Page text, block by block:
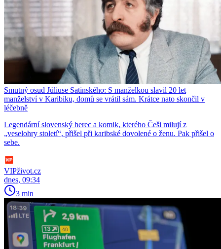
Smutný osud Júliuse Satinského: S manželkou slavil 20 let
manželství v Karibiku, domů se vrátil sám. Krátce nato skončil v
léčebně
Legendární slovenský herec a komik, kterého Češi milují z
„veselohry století“, přišel při karibské dovolené o ženu. Pak přišel o
sebe.
VIPživot.cz
dnes, 09:34
3 min